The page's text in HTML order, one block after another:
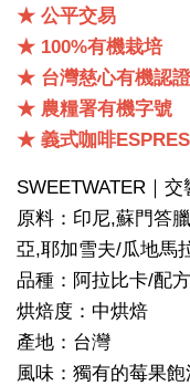
★ 公平交易
★ 100%有機栽培
★ 台灣慈心有機認證
★ 農糧署有機字號
★ 義式咖啡
SWEETWATER｜
原料：印尼,蘇門答
亞,耶加雪夫/瓜地馬
品種：阿拉比卡/配
烘焙度：中烘焙
產地：台灣
風味：獨有的莓果